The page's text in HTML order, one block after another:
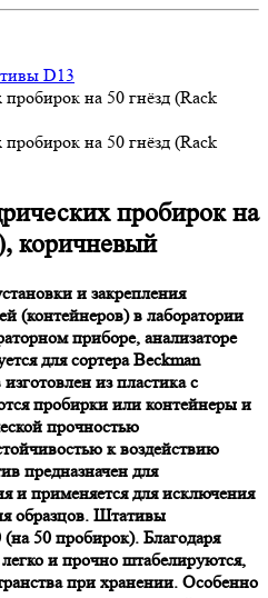
D13
на 50 гнёзд (Rack
на 50 гнёзд (Rack
пробирок на
коричневый
и закрепления
(контейнеров) в лаборатории
приборе, анализаторе
для сортера Beckman
из пластика с
пробирки или контейнеры и
прочностью
к воздействию
предназначен для
и применяется для исключения
образцов. Штативы
50 пробирок). Благодаря
и прочно штабелируются,
при хранении. Особенно